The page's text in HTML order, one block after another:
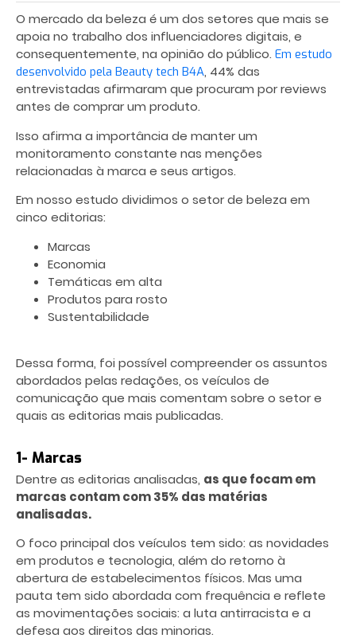
O mercado da beleza é um dos setores que mais se
apoia no trabalho dos influenciadores digitais, e
consequentemente, na opinião do público. Em estudo
desenvolvido pela Beauty tech B4A, 44% das
entrevistadas afirmaram que procuram por reviews
antes de comprar um produto.
Isso afirma a importância de manter um
monitoramento constante nas menções
relacionadas à marca e seus artigos.
Em nosso estudo dividimos o setor de beleza em
cinco editorias:
Marcas
Economia
Temáticas em alta
Produtos para rosto
Sustentabilidade
Dessa forma, foi possível compreender os assuntos
abordados pelas redações, os veículos de
comunicação que mais comentam sobre o setor e
quais as editorias mais publicadas.
1- Marcas
Dentre as editorias analisadas, as que focam em
marcas contam com 35% das matérias
analisadas.
O foco principal dos veículos tem sido: as novidades
em produtos e tecnologia, além do retorno à
abertura de estabelecimentos físicos. Mas uma
pauta tem sido abordada com frequência e reflete
as movimentações sociais: a luta antirracista e a
defesa aos direitos das minorias.